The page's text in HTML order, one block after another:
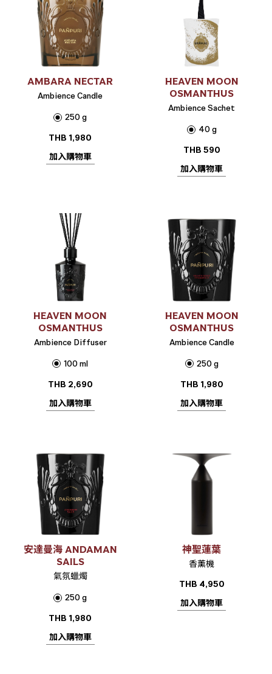
AMBARA NECTAR
Ambience Candle
250 g
THB 1,980
加入購物車
HEAVEN MOON
OSMANTHUS
Ambience Sachet
40 g
THB590
加入購物車
HEAVEN MOON
OSMANTHUS
Ambience Diffuser
100 ml
THB 2,690
加入購物車
HEAVEN MOON
OSMANTHUS
Ambience Candle
250 g
THB 1,980
加入購物車
安達曼海 ANDAMAN
SAILS
氣氛蠟燭
250 g
THB 1,980
加入購物車
神聖蓮葉
香薰機
THB 4,950
加入購物車